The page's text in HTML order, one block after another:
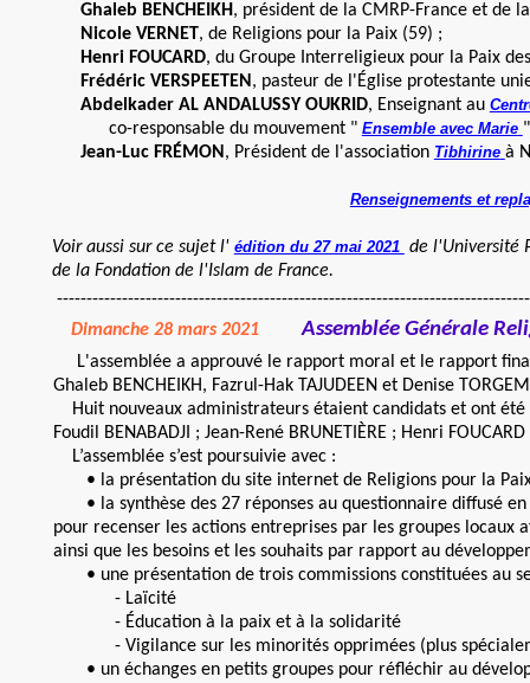
Ghaleb BENCHEIKH, président de la CMRP-France et de
Nicole VERNET, de Religions pour la Paix (59) ;
Henri FOUCARD, du Groupe Interreligieux pour la Paix
Frédéric VERSPEETEN , pasteur de l'Église protestante
Abdelkader AL ANDALUSSY OUKRID, Enseignant au
co-responsable du mouvement " Ensemble avec Marie
Jean-Luc FRÉMON , Président de l'association Tibhirine à
Renseignements et
Voir aussi sur ce sujet l' édition du 27 mai 2021 de l'Université
de la Fondation de l'Islam de France.
Dimanche 28 mars 2021
Assemblée Générale
L'assemblée a approuvé le rapport moral et le rapport
Ghaleb BENCHEIKH, Fazrul-Hak TAJUDEEN et Denise
Huit nouveaux administrateurs étaient candidats et ont été
Foudil BENABADJI ; Jean-René BRUNETIÈRE ; Henri
L’assemblée s’est poursuivie avec :
• la présentation du site internet de Religions pour la
• la synthèse des 27 réponses au questionnaire diffusé en
pour recenser les actions entreprises par les groupes locaux
ainsi que les besoins et les souhaits par rapport au
• une présentation de trois commissions constituées au
- Laïcité
- Éducation à la paix et à la solidarité
- Vigilance sur les minorités opprimées (plus
• un échanges en petits groupes pour réfléchir au